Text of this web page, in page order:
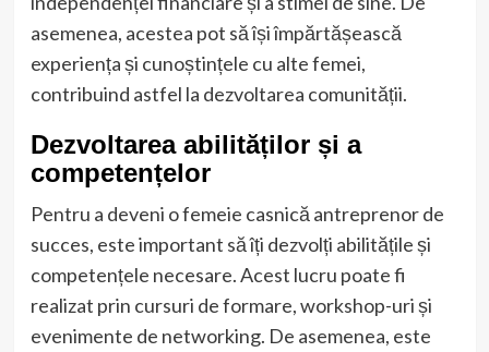
asemenea, acestea pot să își împărtășească
experiența și cunoștințele cu alte femei,
contribuind astfel la dezvoltarea comunității.
Dezvoltarea abilităților și a
competențelor
Pentru a deveni o femeie casnică antreprenor de
succes, este important să îți dezvolți abilitățile și
competențele necesare. Acest lucru poate fi
realizat prin cursuri de formare, workshop-uri și
evenimente de networking. De asemenea, este